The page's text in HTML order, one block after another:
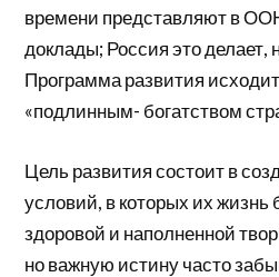
времени представляют в
доклады; Россия это делает,
Программа развития исходит
«подлинным- богатством
Цель развития состоит в
условий, в которых их жизнь
здоровой и наполненной
но важную истину часто